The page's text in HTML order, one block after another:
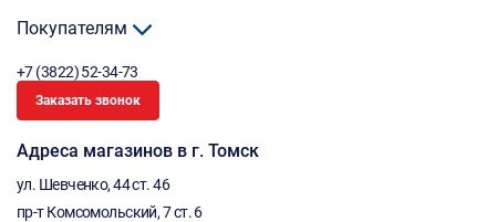
Покупателям
+7 (3822) 52-34-73
Заказать звонок
Адреса магазинов в г. Томск
ул. Шевченко, 44 ст. 46
пр-т Комсомольский, 7 ст. 6